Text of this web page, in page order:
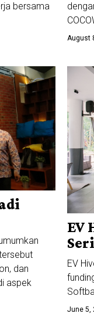
bersama
August
dan
aspek
EV
EV
June 5,